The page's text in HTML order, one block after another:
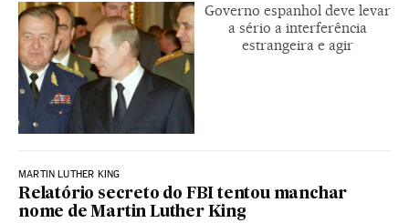
Governo espanhol deve levar
a sério a interferência
estrangeira e agir
MARTIN LUTHER KING
Relatório secreto do FBI tentou manchar
nome de Martin Luther King